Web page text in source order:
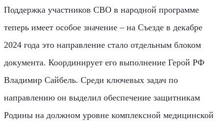
Поддержка участников СВО в народной программе
теперь имеет особое значение – на Съезде в декабре
2024 года это направление стало отдельным блоком
документа. Координирует его выполнение Герой РФ
Владимир Сайбель. Среди ключевых задач по
направлению он выделил обеспечение защитникам
Родины на должном уровне комплексной медицинской